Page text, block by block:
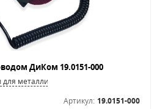
ДиКом 19.0151-000
металлической мебели
Артикул: 19.0151-000